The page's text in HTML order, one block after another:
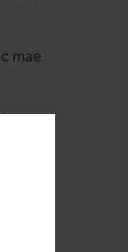
mae
i